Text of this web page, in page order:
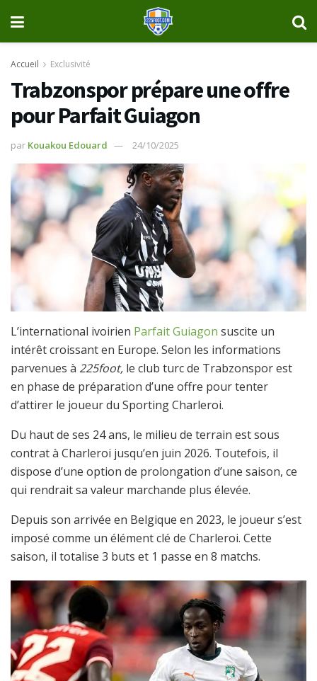
Accueil Exclusivité
Trabzonspor prépare une offre
pour Parfait Guiagon
par Kouakou Edouard 24/10/2025
L’international ivoirien Parfait Guiagon suscite un
intérêt croissant en Europe. Selon les informations
parvenues à 225foot, le club turc de Trabzonspor est
en phase de préparation d’une offre pour tenter
d’attirer le joueur du Sporting Charleroi.
Du haut de ses 24 ans, le milieu de terrain est sous
contrat à Charleroi jusqu’en juin 2026. Toutefois, il
dispose d’une option de prolongation d’une saison, ce
qui rendrait sa valeur marchande plus élevée.
Depuis son arrivée en Belgique en 2023, le joueur s’est
imposé comme un élément clé de Charleroi. Cette
saison, il totalise 3 buts et 1 passe en 8 matchs.